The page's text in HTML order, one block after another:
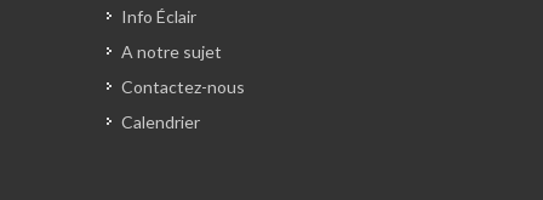
Info Éclair
A notre sujet
Contactez-nous
Calendrier